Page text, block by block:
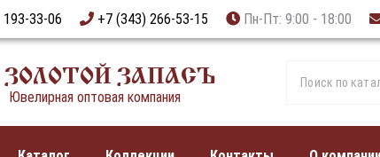
33-06 +7 (343) 266-53-15 Пн-Пт: 9:00 - 18:00
ЗОЛОТОЙ ЗАПАСЪ
Ювелирная оптовая компания